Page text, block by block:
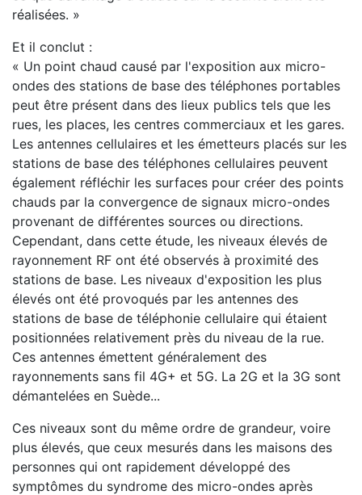
réalisées. »
Et il conclut :
« Un point chaud causé par l'exposition aux micro-
ondes des stations de base des téléphones portables
peut être présent dans des lieux publics tels que les
rues, les places, les centres commerciaux et les gares.
Les antennes cellulaires et les émetteurs placés sur les
stations de base des téléphones cellulaires peuvent
également réfléchir les surfaces pour créer des points
chauds par la convergence de signaux micro-ondes
provenant de différentes sources ou directions.
Cependant, dans cette étude, les niveaux élevés de
rayonnement RF ont été observés à proximité des
stations de base. Les niveaux d'exposition les plus
élevés ont été provoqués par les antennes des
stations de base de téléphonie cellulaire qui étaient
positionnées relativement près du niveau de la rue.
Ces antennes émettent généralement des
rayonnements sans fil 4G+ et 5G. La 2G et la 3G sont
démantelées en Suède...
Ces niveaux sont du même ordre de grandeur, voire
plus élevés, que ceux mesurés dans les maisons des
personnes qui ont rapidement développé des
symptômes du syndrome des micro-ondes après